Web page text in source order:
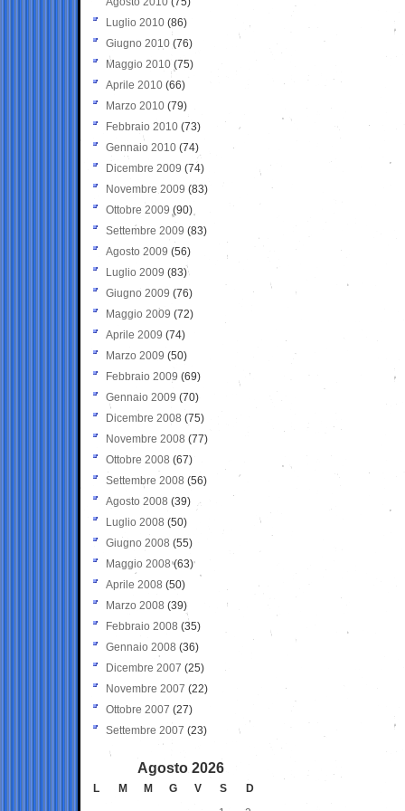
Luglio 2010 (86)
Giugno 2010 (76)
Maggio 2010 (75)
Aprile 2010 (66)
Marzo 2010 (79)
Febbraio 2010 (73)
Gennaio 2010 (74)
Dicembre 2009 (74)
Novembre 2009 (83)
Ottobre 2009 (90)
Settembre 2009 (83)
Agosto 2009 (56)
Luglio 2009 (83)
Giugno 2009 (76)
Maggio 2009 (72)
Aprile 2009 (74)
Marzo 2009 (50)
Febbraio 2009 (69)
Gennaio 2009 (70)
Dicembre 2008 (75)
Novembre 2008 (77)
Ottobre 2008 (67)
Settembre 2008 (56)
Agosto 2008 (39)
Luglio 2008 (50)
Giugno 2008 (55)
Maggio 2008(63)
Aprile 2008 (50)
Marzo 2008 (39)
Febbraio 2008 (35)
Gennaio 2008 (36)
Dicembre 2007 (25)
Novembre 2007 (22)
Ottobre 2007 (27)
Settembre 2007 (23)
Agosto 2026
L M M G V S
D